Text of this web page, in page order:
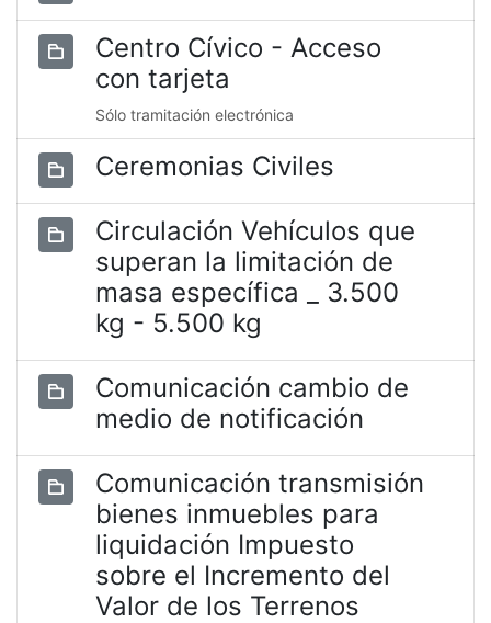
Centro Cívico - Acceso
con tarjeta
Sólo tramitación electrónica
Ceremonias Civiles
Circulación Vehículos que
superan la limitación de
masa específica _ 3.500
kg - 5.500 kg
Comunicación cambio de
medio de notificación
Comunicación transmisión
bienes inmuebles para
liquidación Impuesto
sobre el Incremento del
Valor de los Terrenos